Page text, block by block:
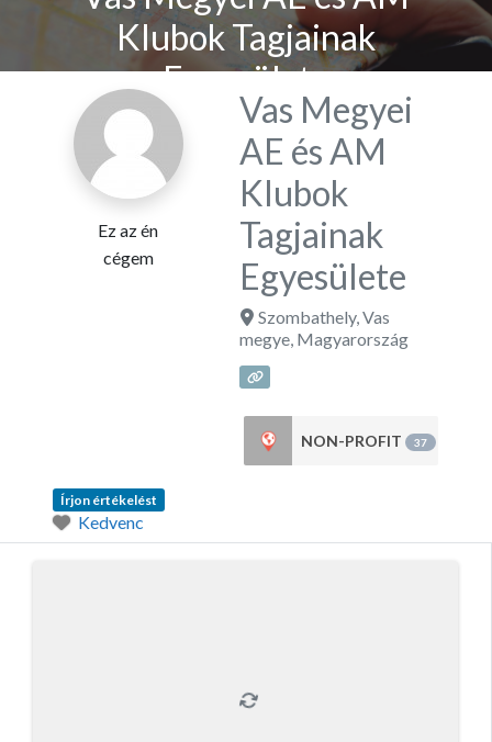
Klubok Tagjainak
Egyesülete
Ez az én
cégem
Vas Megyei
AE és AM
Klubok
Tagjainak
Egyesülete
Szombathely,Vas
megye, Magyarország
NON-PROFIT 37
Írjon értékelést
Kedvenc